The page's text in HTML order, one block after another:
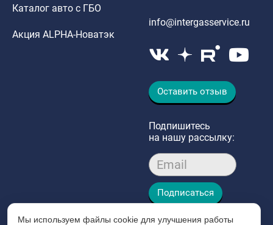
Каталог авто с ГБО
Акция ALPHA-Новатэк
info@intergasservice.ru
Оставить отзыв
Подпишитесь
на нашу рассылку:
Email
Подписаться
Мы используем файлы cookie для улучшения работы